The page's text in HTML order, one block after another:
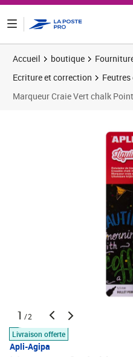
Accueil boutique
Ecriture et correction
Marqueur Craie Vert chalk
1 /2
Livraison offerte
Apli-Agipa